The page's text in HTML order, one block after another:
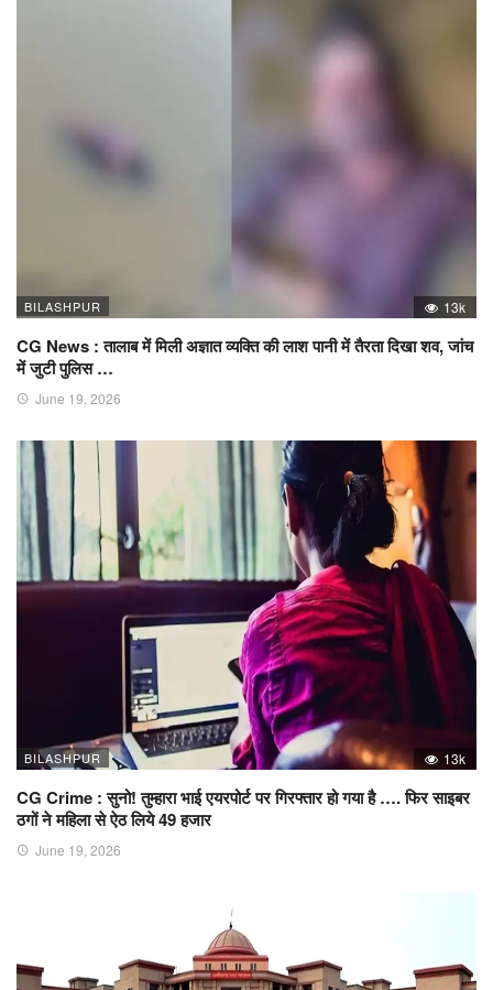
BILASHPUR 13k
CG News : तालाब में मिली अज्ञात व्यक्ति की लाश पानी में तैरता दिखा शव, जांच
में जुटी पुलिस …
June 19, 2026
BILASHPUR 13k
CG Crime : सुनो! तुम्हारा भाई एयरपोर्ट पर गिरफ्तार हो गया है …. फिर साइबर
ठगों ने महिला से ऐठ लिये 49 हजार
June 19, 2026